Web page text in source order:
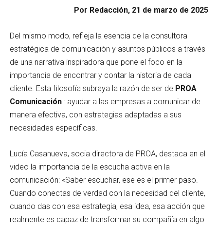
Por Redacción, 21 de marzo de 2025
Del mismo modo, refleja la esencia de la consultora
estratégica de comunicación y asuntos públicos a través
de una narrativa inspiradora que pone el foco en la
importancia de encontrar y contar la historia de cada
cliente. Esta filosofía subraya la razón de ser de PROA
Comunicación : ayudar a las empresas a comunicar de
manera efectiva, con estrategias adaptadas a sus
necesidades específicas.
Lucía Casanueva, socia directora de PROA, destaca en el
video la importancia de la escucha activa en la
comunicación: «Saber escuchar, ese es el primer paso.
Cuando conectas de verdad con la necesidad del cliente,
cuando das con esa estrategia, esa idea, esa acción que
realmente es capaz de transformar su compañía en algo